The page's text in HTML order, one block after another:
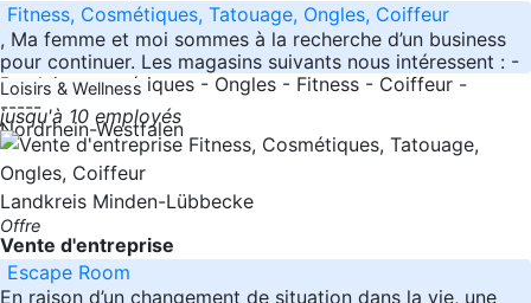
Fitness, Cosmétiques, Tatouage, Ongles, Coiffeur
, Ma femme et moi sommes à la recherche d’un business
pour continuer. Les magasins suivants nous intéressent : -
Produits cosmétiques - Ongles - Fitness - Coiffeur -
-----
Nordrhein-Westfalen
Loisirs & Wellness
jusqu'à 10 employés
Landkreis Minden-Lübbecke
Offre
Vente d'entreprise
Escape Room
En raison d’un changement de situation dans la vie, une